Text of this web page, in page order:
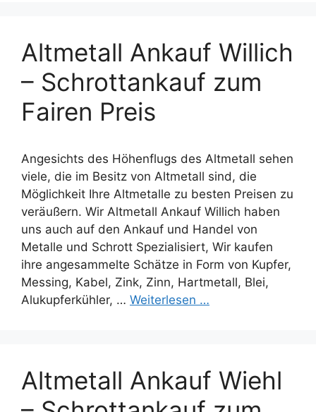
Altmetall Ankauf Willich
– Schrottankauf zum
Fairen Preis
Angesichts des Höhenflugs des Altmetall sehen
viele, die im Besitz von Altmetall sind, die
Möglichkeit Ihre Altmetalle zu besten Preisen zu
veräußern. Wir Altmetall Ankauf Willich haben
uns auch auf den Ankauf und Handel von
Metalle und Schrott Spezialisiert, Wir kaufen
ihre angesammelte Schätze in Form von Kupfer,
Messing, Kabel, Zink, Zinn, Hartmetall, Blei,
Alukupferkühler, … Weiterlesen …
Altmetall Ankauf Wiehl